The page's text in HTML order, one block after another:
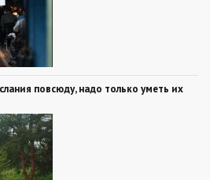
повсюду, надо только уметь их